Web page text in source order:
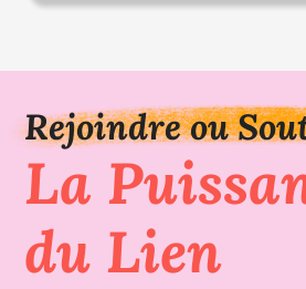
Rejoindre ou
La
du Lien